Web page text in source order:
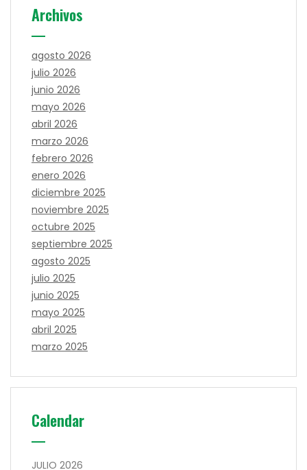
Archivos
agosto 2026
julio 2026
junio 2026
mayo 2026
abril 2026
marzo 2026
febrero 2026
enero 2026
diciembre 2025
noviembre 2025
octubre 2025
septiembre 2025
agosto 2025
julio 2025
junio 2025
mayo 2025
abril 2025
marzo 2025
Calendar
JULIO 2026